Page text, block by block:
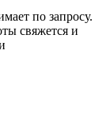
по запросу.
свяжется и